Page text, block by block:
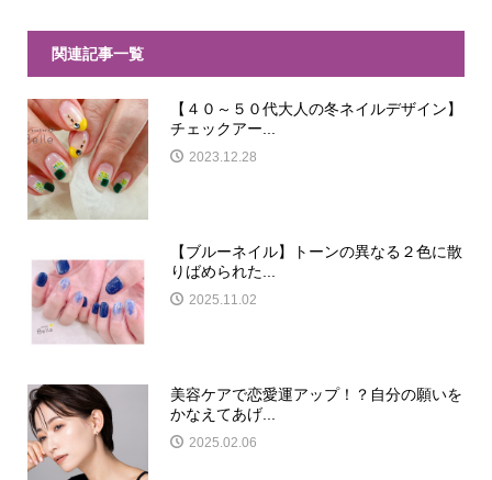
関連記事一覧
【４０～５０代大人の冬ネイルデザイン】
チェックアー...
2023.12.28
【ブルーネイル】トーンの異なる２色に散
りばめられた...
2025.11.02
美容ケアで恋愛運アップ！？自分の願いを
かなえてあげ...
2025.02.06